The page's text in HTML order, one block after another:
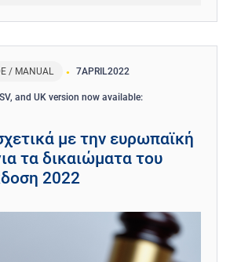
/ MANUAL 7APRIL2022
SV, and UK version now available
με την ευρωπαϊκή
τα δικαιώματα του
2022